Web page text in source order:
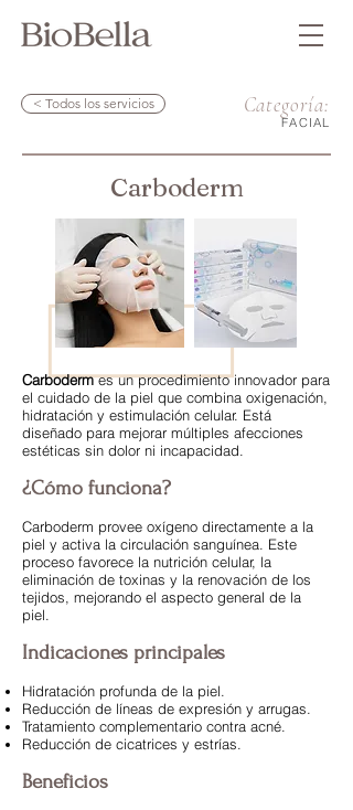
< Todos los servicios Categoría:
FACIAL
Carboderm
Carbodermes un procedimiento innovador para
el cuidado de la piel que combina oxigenación,
hidratación y estimulación celular. Está
diseñado para mejorar múltiples afecciones
estéticas sin dolor ni incapacidad.
¿Cómo funciona?
Carboderm provee oxígeno directamente a la
piel y activa la circulación sanguínea. Este
proceso favorece la nutrición celular, la
eliminación de toxinas y la renovación de los
tejidos, mejorando el aspecto general de la
piel.
Indicaciones principales
Hidratación profunda de la piel.
Reducción de líneas de expresión y arrugas.
Tratamiento complementario contra acné.
Reducción de cicatrices y estrías.
Beneficios